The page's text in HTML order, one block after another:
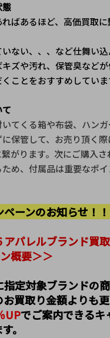
態
ばあるほど、高価買取
ない、、、など仕舞い込
ズや汚れ、保管臭など
ことをおすすめしていま
てくる箱や布袋、ハン
保管して、お売り頂く際
がります。次にご購入
め、付属品は重要なポイ
ペーンのお知らせ！！
アパレルブランド買
概要＞＞
指定対象ブランドの
お買取り金額よりも
UPでご案内できるキ
。